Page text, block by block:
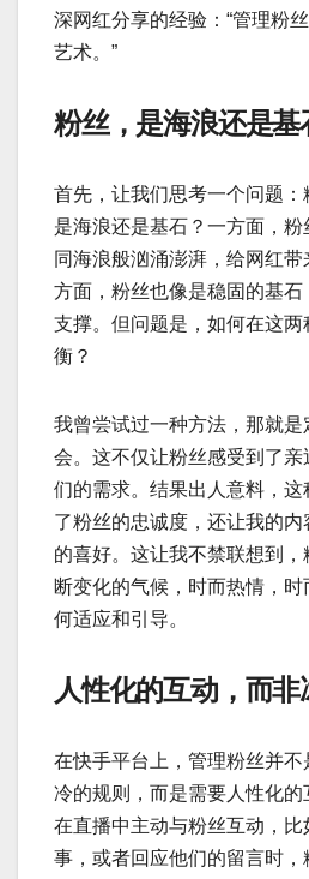
深网红分享的经验：“管理粉
艺术。”
粉丝，是海浪还是基
首先，让我们思考一个问题：
是海浪还是基石？一方面，
同海浪般汹涌澎湃，给网红
方面，粉丝也像是稳固的基
支撑。但问题是，如何在这
衡？
我曾尝试过一种方法，那就
会。这不仅让粉丝感受到了
们的需求。结果出人意料，
了粉丝的忠诚度，还让我的
的喜好。这让我不禁联想到
断变化的气候，时而热情，
何适应和引导。
人性化的互动，而非
在快手平台上，管理粉丝并
冷的规则，而是需要人性化
在直播中主动与粉丝互动，
事，或者回应他们的留言时